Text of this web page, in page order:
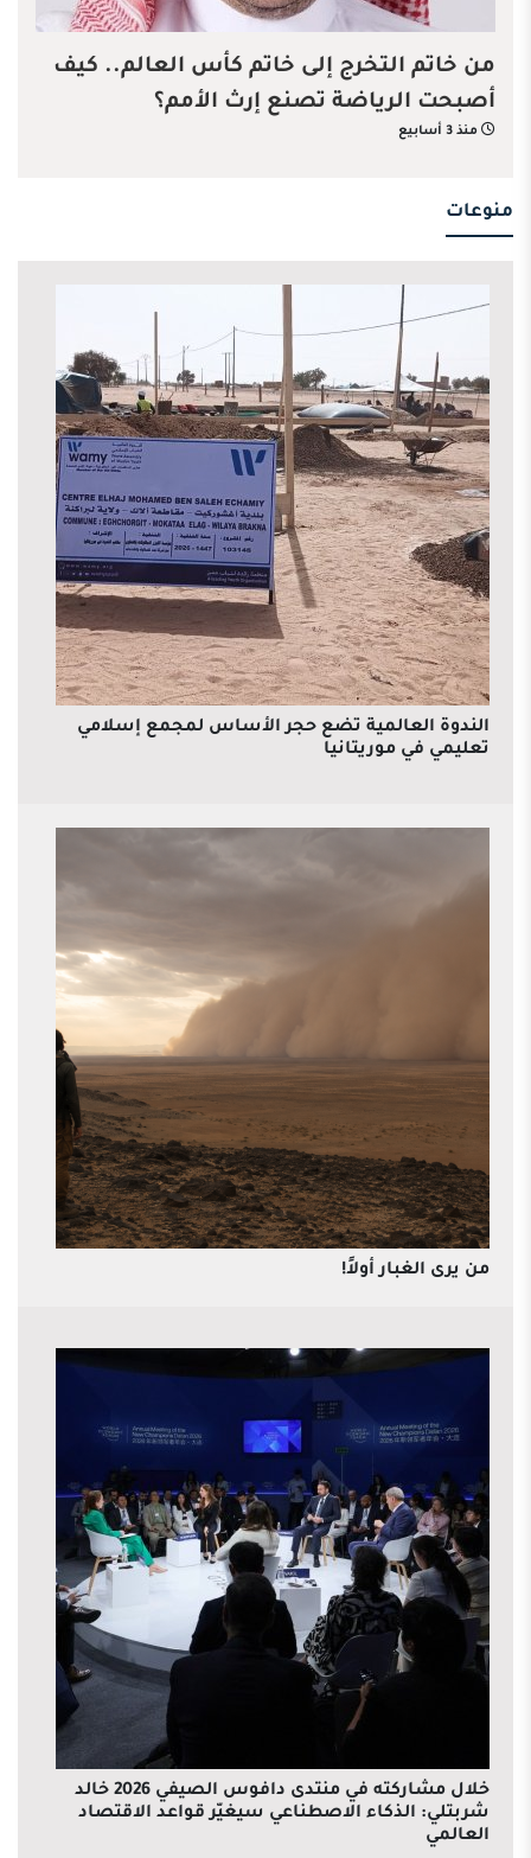
من خاتم التخرج إلى خاتم كأس العالم.. كيف
أصبحت الرياضة تصنع إرث الأمم؟
منذ 3 أسابيع
منوعات
الندوة العالمية تضع حجر الأساس لمجمع إسلامي
تعليمي في موريتانيا
من يرى الغبار أولاً!
خلال مشاركته في منتدى دافوس الصيفي 2026 خالد
شربتلي: الذكاء الاصطناعي سيغيّر قواعد الاقتصاد
العالمي